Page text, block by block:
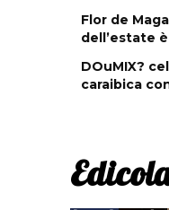
Flor de
dell’estate
DOuMIX?
caraibica